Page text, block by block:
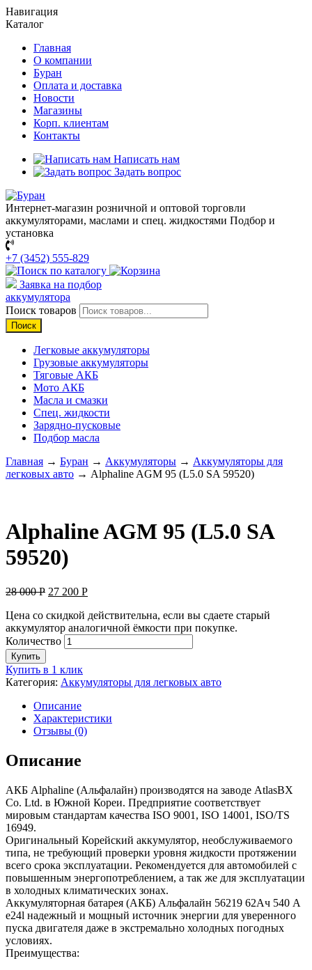
Навигация
Каталог
Главная
О компании
Буран
Оплата и доставка
Новости
Магазины
Корп. клиентам
Контакты
Написать нам
Задать вопрос
Интернет-магазин розничной и оптовой торговли
аккумуляторами, маслами и спец. жидкостями Подбор и
установка
+7 (3452) 555-829
Заявка на подбор
аккумулятора
Поиск товаров
Поиск
Легковые аккумуляторы
Грузовые аккумуляторы
Тяговые АКБ
Мото АКБ
Масла и смазки
Спец. жидкости
Зарядно-пусковые
Подбор масла
Главная → Буран → Аккумуляторы → Аккумуляторы для
легковых авто → Alphaline AGM 95 (L5.0 SA 59520)
Alphaline AGM 95 (L5.0 SA
59520)
28 000Р 27 200 Р
Цена со скидкой действительна, если вы сдаете старый
аккумулятор аналогичной ёмкости при покупке.
Количество
Купить
Купить в 1 клик
Категория: Аккумуляторы для легковых авто
Описание
Характеристики
Отзывы (0)
Описание
АКБ Alphaline (Альфалайн) производятся на заводе AtlasBX
Co. Ltd. в Южной Кореи. Предприятие соответствует
мировым стандартам качества ISO 9001, ISO 14001, ISO/TS
16949.
Оригинальный Корейский аккумулятор, необслуживаемого
типа, не требующий проверки уровня жидкости протяжении
всего срока эксплуатации. Рекомендуется для автомобилей с
повышенным энергопотреблением, а так же для эксплуатации
в холодных климатических зонах.
Аккумуляторная батарея (АКБ) Альфалайн 56219 62Ач 540 А
e24l надежный и мощный источник энергии для уверенного
пуска двигателя даже в экстремально холодных погодных
условиях.
Преимущества: